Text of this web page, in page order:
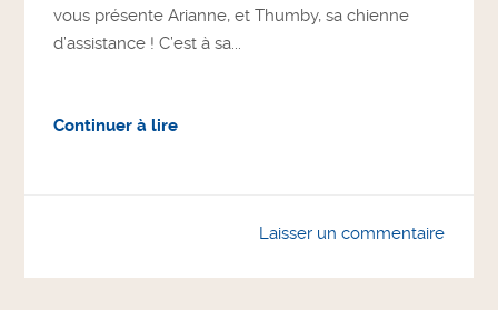
vous présente Arianne, et Thumby, sa chienne
d’assistance ! C’est à sa...
Continuer à lire
Laisser un commentaire